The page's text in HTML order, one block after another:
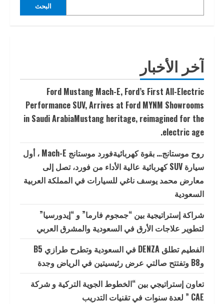
البحث
آخر الأخبار
Ford Mustang Mach-E, Ford’s First All-Electric
Performance SUV, Arrives at Ford MYNM Showrooms
in Saudi ArabiaMustang heritage, reimagined for the
electric age.
روح موستانج… بقوة كهربائيةفورد موستانج Mach-E ، أول
سيارة SUV كهربائية عالية الأداء من فورد، تصل إلى
معارض محمد يوسف ناغي للسيارات في المملكة العربية
السعودية
شراكة إستراتيجية بين “جمجوم فارما” و “إيدورسيا”
لتطوير علاجات الأرق في السعودية والمشرق العربي
الفطيم تطلق DENZA في السعودية وتطرح طرازي B5
وB8 وتفتتح صالتي عرض رئيسيتين في الرياض وجدة
تعاون إستراتيجي بين “الخطوط الجوية التركية و شركة
CAE ” لعدة سنوات في تقنيات التدريب